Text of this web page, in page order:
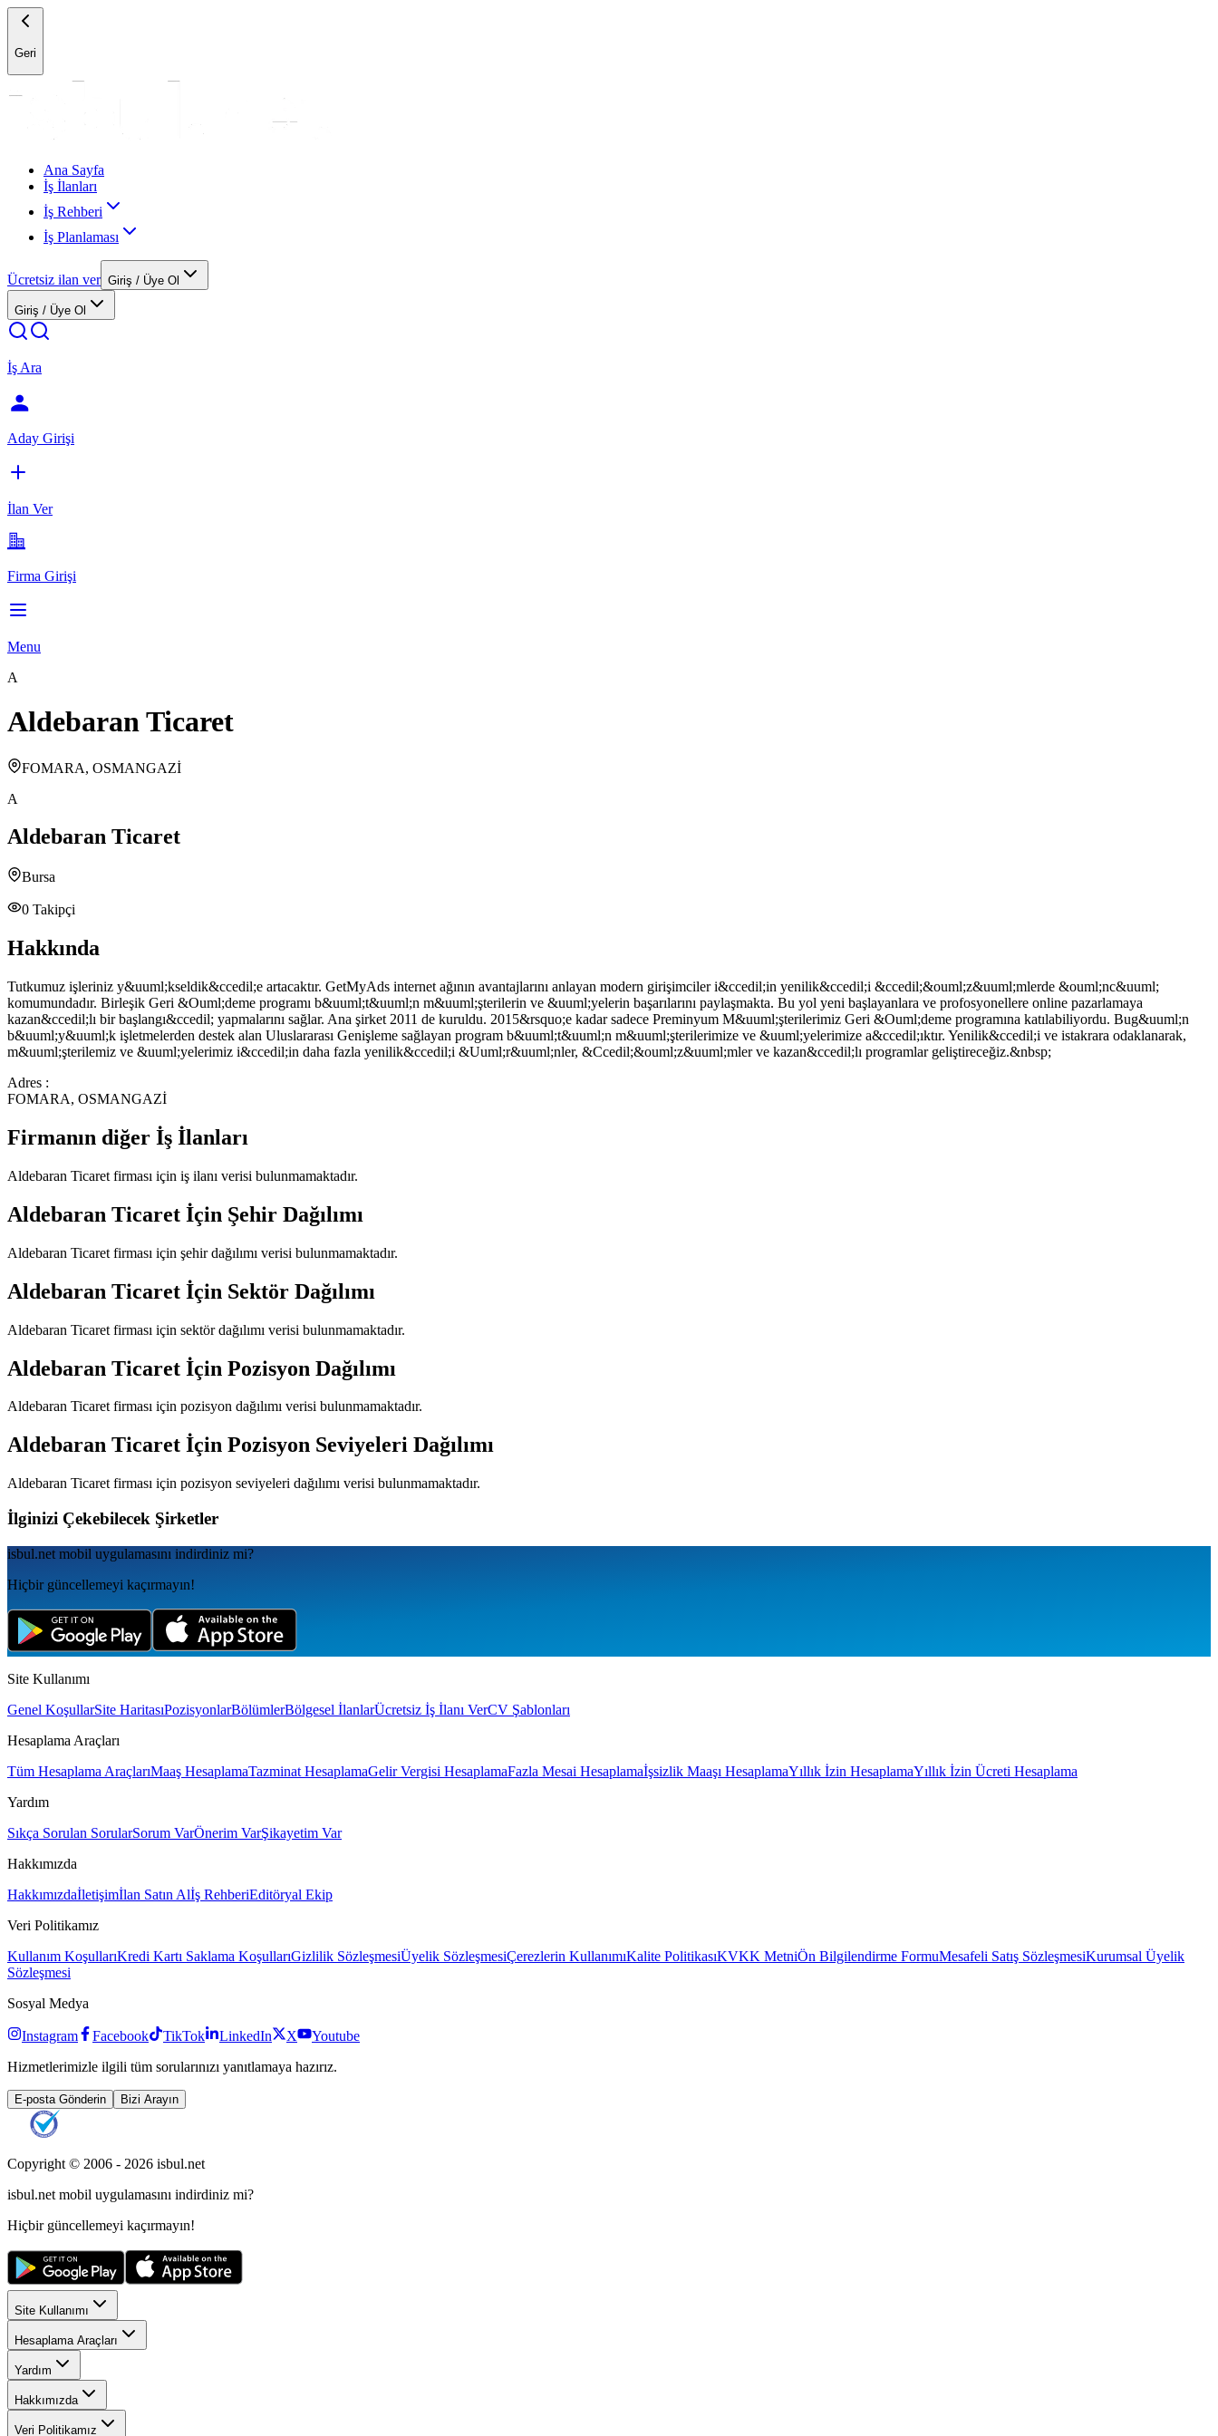
Geri
Ana Sayfa
İş İlanları
İş Rehberi
İş Planlaması
Ücretsiz ilan ver Giriş / Üye Ol
Giriş / Üye Ol
İş Ara
Aday Girişi
İlan Ver
Firma Girişi
Menu
A
Aldebaran Ticaret
FOMARA, OSMANGAZİ
A
Aldebaran Ticaret
Bursa
0 Takipçi
Hakkında
Tutkumuz işleriniz y&uuml;kseldik&ccedil;e artacaktır. GetMyAds internet ağının avantajlarını anlayan modern girişimciler i&ccedil;in yenilik&ccedil;i &ccedil;&ouml;z&uuml;mlerde &ouml;nc&uuml;
komumundadır. Birleşik Geri &Ouml;deme programı b&uuml;t&uuml;n m&uuml;şterilerin ve &uuml;yelerin başarılarını paylaşmakta. Bu yol yeni başlayanlara ve profosyonellere online pazarlamaya
kazan&ccedil;lı bir başlangı&ccedil; yapmalarını sağlar. Ana şirket 2011 de kuruldu. 2015&rsquo;e kadar sadece Preminyum M&uuml;şterilerimiz Geri &Ouml;deme programına katılabiliyordu. Bug&uuml;n
b&uuml;y&uuml;k işletmelerden destek alan Uluslararası Genişleme sağlayan program b&uuml;t&uuml;n m&uuml;şterilerimize ve &uuml;yelerimize a&ccedil;ıktır. Yenilik&ccedil;i ve istakrara odaklanarak,
m&uuml;şterilemiz ve &uuml;yelerimiz i&ccedil;in daha fazla yenilik&ccedil;i &Uuml;r&uuml;nler, &Ccedil;&ouml;z&uuml;mler ve kazan&ccedil;lı programlar geliştireceğiz.&nbsp;
Adres :
FOMARA, OSMANGAZİ
Firmanın diğer İş İlanları
Aldebaran Ticaret firması için iş ilanı verisi bulunmamaktadır.
Aldebaran Ticaret İçin Şehir Dağılımı
Aldebaran Ticaret firması için şehir dağılımı verisi bulunmamaktadır.
Aldebaran Ticaret İçin Sektör Dağılımı
Aldebaran Ticaret firması için sektör dağılımı verisi bulunmamaktadır.
Aldebaran Ticaret İçin Pozisyon Dağılımı
Aldebaran Ticaretfirması için pozisyon dağılımı verisi bulunmamaktadır.
Aldebaran Ticaret İçin Pozisyon Seviyeleri Dağılımı
Aldebaran Ticaret firması için pozisyon seviyeleri dağılımı verisi bulunmamaktadır.
İlginizi Çekebilecek Şirketler
isbul.net mobil uygulamаsını indirdiniz mi?
Hiçbir güncellemeyi kaçırmayın!
Site Kullanımı
Genel KoşullarSite HaritasıPozisyonlarBölümlerBölgesel İlanlarÜcretsiz İş İlanı VerCV Şablonları
Hesaplama Araçları
Tüm Hesaplama AraçlarıMaaş HesaplamaTazminat HesaplamaGelir Vergisi HesaplamaFazla Mesai Hesaplamaİşsizlik Maaşı HesaplamaYıllık İzin HesaplamaYıllık İzin Ücreti Hesaplama
Yardım
Sıkça Sorulan SorularSorum VarÖnerim VarŞikayetim Var
Hakkımızda
Hakkımızdaİletişimİlan Satın Alİş RehberiEditöryal Ekip
Veri Politikamız
Kullanım KoşullarıKredi Kartı Saklama KoşullarıGizlilik SözleşmesiÜyelik SözleşmesiÇerezlerin KullanımıKalite PolitikasıKVKK MetniÖn Bilgilendirme FormuMesafeli Satış SözleşmesiKurumsal Üyelik
Sözleşmesi
Sosyal Medya
Instagram Facebook TikTok LinkedIn X
Youtube
Hizmetlerimizle ilgili tüm sorularınızı yanıtlamaya hazırız.
E-posta Gönderin Bizi Arayın
Copyright © 2006 - 2026 isbul.net
isbul.net mobil uygulamasını indirdiniz mi?
Hiçbir güncellemeyi kaçırmayın!
Site Kullanımı
Hesaplama Araçları
Yardım
Hakkımızda
Veri Politikamız